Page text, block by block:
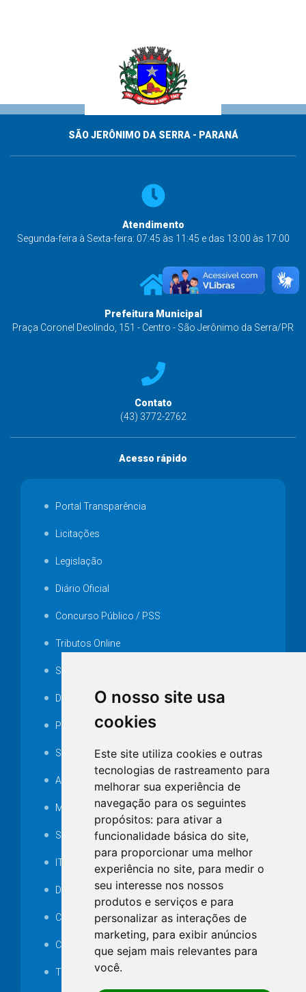
O nosso site usa
cookies
Este site utiliza cookies e outras
tecnologias de rastreamento para
melhorar sua experiência de
navegação para os seguintes
propósitos: para ativar a
funcionalidade básica do site,
para proporcionar uma melhor
experiência no site, para medir o
seu interesse nos nossos
produtos e serviços e para
personalizar as interações de
marketing, para exibir anúncios
que sejam mais relevantes para
você.
SÃO JERÔNIMO DA SERRA - PARANÁ
Atendimento
Segunda-feira à Sexta-feira: 07:45 às 11:45 e das 13:00 às 17:00
Prefeitura Municipal
Praça Coronel Deolindo, 151 - Centro - São Jerônimo da Serra/PR
Contato
(43) 3772-2762
Acesso rápido
Portal Transparência
Licitações
Legislação
Diário Oficial
Concurso Público / PSS
Tributos Online
Serviços ISS-E
Decretos
Portarias
SAMAE
Audiência pública
MANUTENÇÃO DE ILUMINAÇÃO PÚBLICA
Serviços Técnicos TI
ITR
Desapropriações
Catalogo Eletrônico de Padronização
Consórcios Municipais
Telefones Úteis